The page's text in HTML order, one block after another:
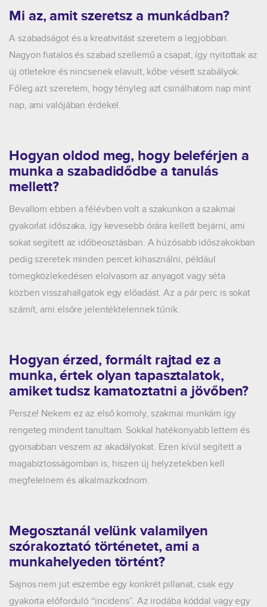
Mi az, amit szeretsz a munkádban?
A szabadságot és a kreativitást szeretem a legjobban.
Nagyon fiatalos és szabad szellemű a csapat, így nyitottak az
új ötletekre és nincsenek elavult, kőbe vésett szabályok.
Főleg azt szeretem, hogy tényleg azt csinálhatom nap mint
nap, ami valójában érdekel.
Hogyan oldod meg, hogy beleférjen a
munka a szabadidődbe a tanulás
mellett?
Bevallom ebben a félévben volt a szakunkon a szakmai
gyakorlat időszaka, így kevesebb órára kellett bejárni, ami
sokat segített az időbeosztásban. A húzósabb időszakokban
pedig szeretek minden percet kihasználni, például
tömegközlekedésen elolvasom az anyagot vagy séta
közben visszahallgatok egy előadást. Az a pár perc is sokat
számít, ami elsőre jelentéktelennek tűnik.
Hogyan érzed, formált rajtad ez a
munka, értek olyan tapasztalatok,
amiket tudsz kamatoztatni a jövőben?
Persze! Nekem ez az első komoly, szakmai munkám így
rengeteg mindent tanultam. Sokkal hatékonyabb lettem és
gyorsabban veszem az akadályokat. Ezen kívül segített a
magabiztosságomban is, hiszen új helyzetekben kell
megfelelnem és alkalmazkodnom.
Megosztanál velünk valamilyen
szórakoztató történetet, ami a
munkahelyeden történt?
Sajnos nem jut eszembe egy konkrét pillanat, csak egy
gyakorta előforduló “incidens”. Az irodába kóddal vagy egy